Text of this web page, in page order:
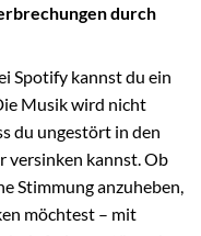
durch
Spotify kannst du ein
Musik wird nicht
du ungestört in den
versinken kannst. Ob
Stimmung anzuheben,
möchtest – mit